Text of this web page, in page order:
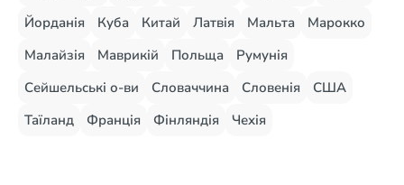
Йорданія
Куба Китай Латвія Мальта
Марокко
Малайзія
Маврикій Польща
Румунія
Сейшельські о-ви
Словаччина Словенія
США
Таїланд
Франція Фінляндія Чехія